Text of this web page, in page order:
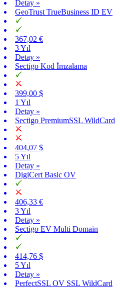
Detay »
GeoTrust TrueBusiness ID EV
367,02 €
3 Yıl
Detay »
Sectigo Kod İmzalama
399,00 $
1 Yıl
Detay »
Sectigo PremiumSSL WildCard
404,07 $
5 Yıl
Detay »
DigiCert Basic OV
406,33 €
3 Yıl
Detay »
Sectigo EV Multi Domain
414,76 $
5 Yıl
Detay »
PerfectSSL OV SSL WildCard